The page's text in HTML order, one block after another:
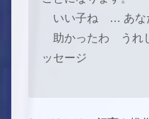
いい子ね … あな
助かったわ うれ
ッセージ